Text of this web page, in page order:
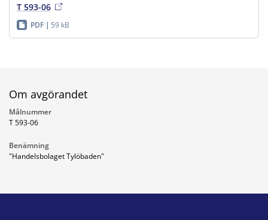
T 593-06
PDF 59 kB
Om avgörandet
Målnummer
T 593-06
Benämning
"Handelsbolaget Tylöbaden"